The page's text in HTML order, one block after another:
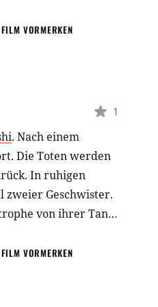
FILM VORMERKEN
1
. Nach einem
Die Toten werden
In ruhigen
zweier Geschwister.
von ihrer Tante
Onkel hat sichtlich
schonen,
FILM VORMERKEN